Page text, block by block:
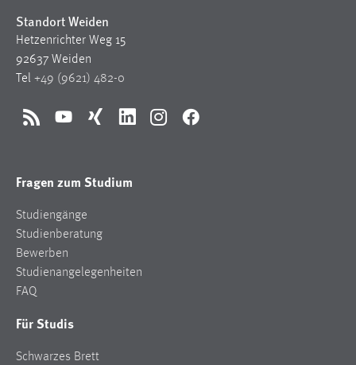
Standort Weiden
Hetzenrichter Weg 15
92637 Weiden
Tel +49 (9621) 482-0
RSS YouTubeXing LinkedInInstagramFacebook
Fragen zum Studium
Studiengänge
Studienberatung
Bewerben
Studienangelegenheiten
FAQ
Für Studis
Schwarzes Brett